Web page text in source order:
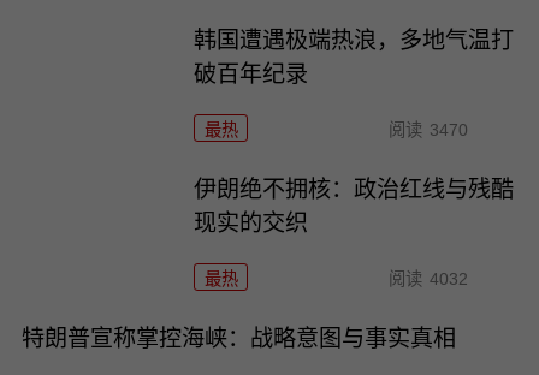
韩国遭遇极端热浪，多地气温打
破百年纪录
最热 阅读 3470
伊朗绝不拥核：政治红线与残酷
现实的交织
最热 阅读 4032
特朗普宣称掌控海峡：战略意图与事实真相